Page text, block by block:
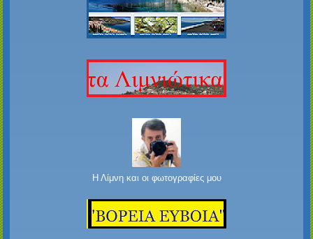
Η Λίμνη και οι φωτογραφίες μου